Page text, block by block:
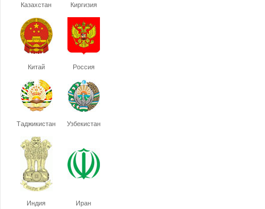
Казахстан Киргизия
Китай Россия
Таджикистан Узбекистан
Индия Иран